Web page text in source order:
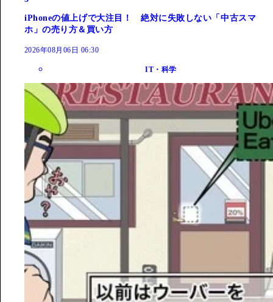
iPhoneの値上げで大注目！ 絶対に失敗しない「中古スマ
ホ」の売り方＆買い方
2026年08月06日 06:30
IT・科学